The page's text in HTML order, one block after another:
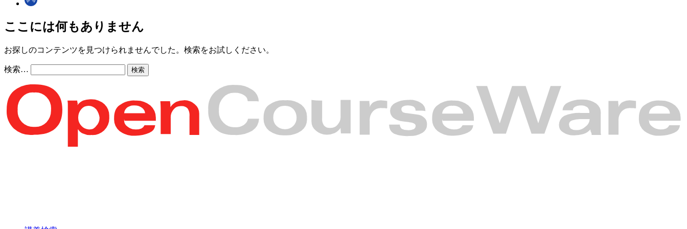
ここには何もありません
お探しのコンテンツを見つけられませんでした。検索をお試しください。
検索…